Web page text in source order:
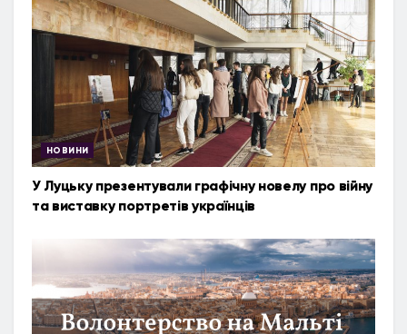
НОВИНИ
У Луцьку презентували графічну новелу про війну
та виставку портретів українців